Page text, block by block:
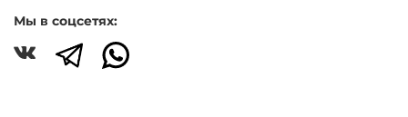
Мы в соцсетях: